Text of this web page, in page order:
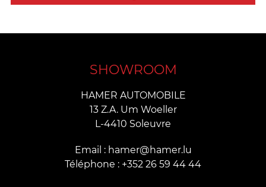
SHOWROOM
HAMER AUTOMOBILE
13 Z.A. Um Woeller
L-4410 Soleuvre
Email : hamer@hamer.lu
Téléphone : +352 26 59 44 44